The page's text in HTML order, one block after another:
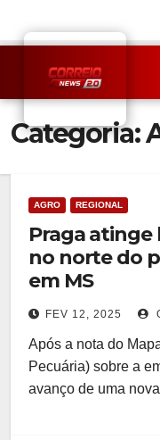
content
Categoria:
AGRO REGIONAL
Praga atinge
no norte do
em MS
FEV 12, 2025
Após a nota do
Pecuária) sobre a
avanço de uma